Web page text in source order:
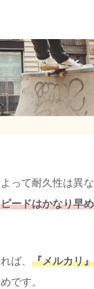
って耐久性は異な
ードはかなり早め
ば、 『メルカリ
です。